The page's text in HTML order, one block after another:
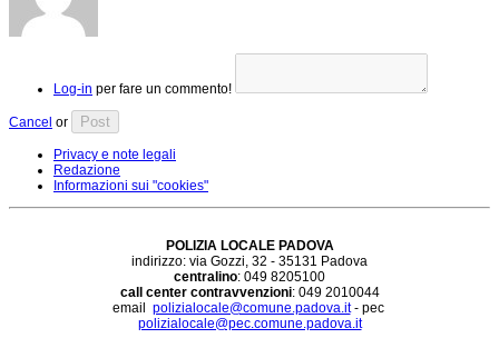
Log-in per fare un commento!
Cancel or Post
Privacy e note legali
Redazione
Informazioni sui "cookies"
POLIZIA LOCALE PADOVA
indirizzo: via Gozzi, 32 - 35131 Padova
centralino: 049 8205100
call center contravvenzioni: 049 2010044
email polizialocale@comune.padova.it- pec
polizialocale@pec.comune.padova.it